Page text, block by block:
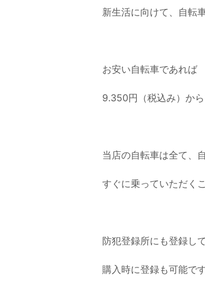
新生活に向けて、自転
お安い自転車であれば
9.350円（税込み）か
当店の自転車は全て、
すぐに乗っていただく
防犯登録所にも登録し
購入時に登録も可能です